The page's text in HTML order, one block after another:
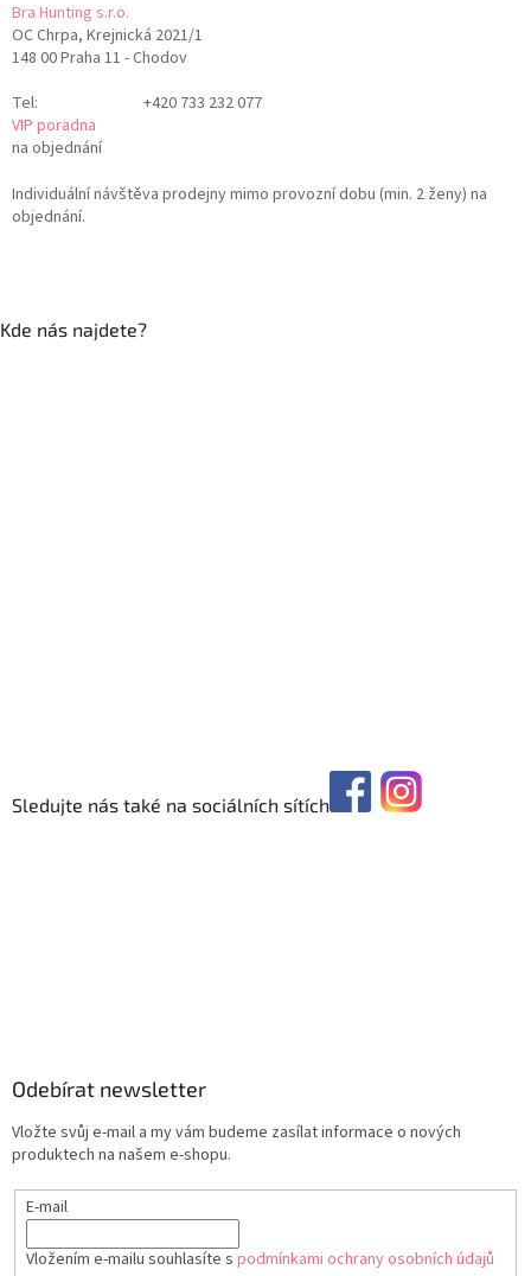
Bra Hunting s.r.o.
OC Chrpa, Krejnická 2021/1
148 00 Praha 11 - Chodov
Tel:
+420 733 232 077
VIP poradna
na objednání
Individuální návštěva prodejny mimo provozní dobu (min. 2 ženy) na
objednání.
Kde nás najdete?
Sledujte nás také na sociálních sítích
Odebírat newsletter
Vložte svůj e-mail a my vám budeme zasílat informace o nových
produktech na našem e-shopu.
E-mail
Vložením e-mailu souhlasíte s podmínkami ochrany osobních údajů